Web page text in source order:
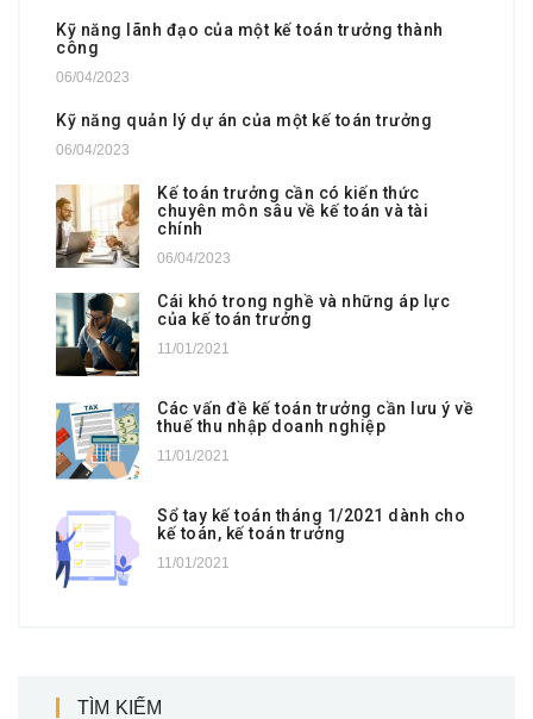
Kỹ năng lãnh đạo của một kế toán trưởng thành
công
06/04/2023
Kỹ năng quản lý dự án của một kế toán trưởng
06/04/2023
Kế toán trưởng cần có kiến thức
chuyên môn sâu về kế toán và tài
chính
06/04/2023
Cái khó trong nghề và những áp lực
của kế toán trưởng
11/01/2021
Các vấn đề kế toán trưởng cần lưu ý về
thuế thu nhập doanh nghiệp
11/01/2021
Sổ tay kế toán tháng 1/2021 dành cho
kế toán, kế toán trưởng
11/01/2021
TÌM KIẾM